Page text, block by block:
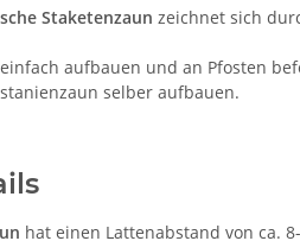
Staketenzaun zeichnet sich
aufbauen und an Pfosten
selber aufbauen.
hat einen Lattenabstand von ca.